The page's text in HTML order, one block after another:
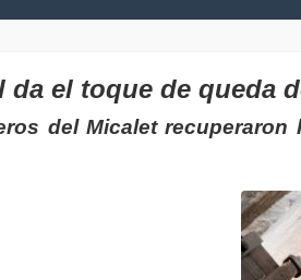
da el toque de queda
del Micalet